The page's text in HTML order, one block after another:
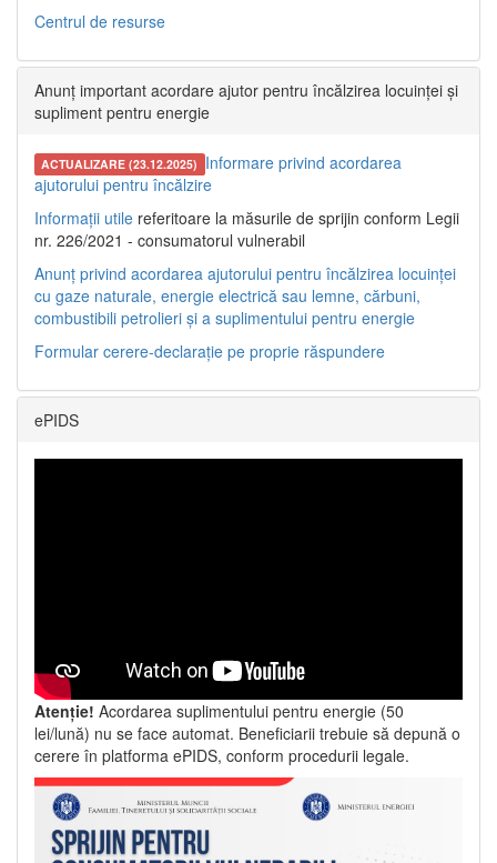
Centrul de resurse
Anunț important acordare ajutor pentru încălzirea locuinței și
supliment pentru energie
ACTUALIZARE (23.12.2025) Informare privind acordarea
ajutorului pentru încălzire
Informații utile referitoare la măsurile de sprijin conform Legii
nr. 226/2021 - consumatorul vulnerabil
Anunț privind acordarea ajutorului pentru încălzirea locuinței
cu gaze naturale, energie electrică sau lemne, cărbuni,
combustibili petrolieri și a suplimentului pentru energie
Formular cerere-declarație pe proprie răspundere
ePIDS
Atenție! Acordarea suplimentului pentru energie (50
lei/lună) nu se face automat. Beneficiarii trebuie să depună o
cerere în platforma ePIDS, conform procedurii legale.